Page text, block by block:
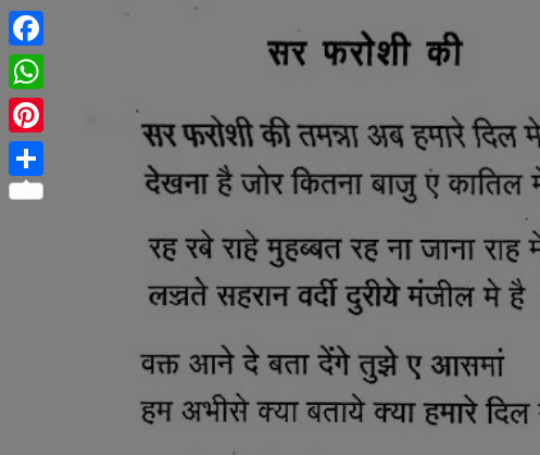
Facebook
WhatsApp
Pinterest
Share